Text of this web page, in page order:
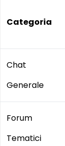
Categoria
Chat
Generale
Forum
Tematici